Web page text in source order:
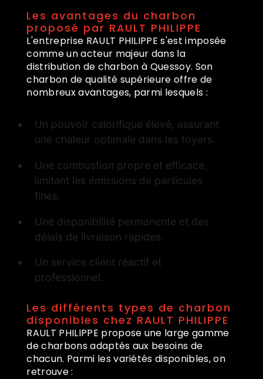
Les avantages du charbon
proposé par RAULT PHILIPPE
L'entreprise RAULT PHILIPPE s'est imposée
comme un acteur majeur dans la
distribution de charbon à Quessoy. Son
charbon de qualité supérieure offre de
nombreux avantages, parmi lesquels :
Un pouvoir calorifique élevé, assurant
une chaleur optimale dans les foyers.
Une combustion propre et efficace,
limitant les émissions de particules
fines.
Une disponibilité permanente et des
délais de livraison rapides.
Un service client réactif et
professionnel.
Les différents types de charbon
disponibles chez RAULT PHILIPPE
RAULT PHILIPPE propose une large gamme
de charbons adaptés aux besoins de
chacun. Parmi les variétés disponibles, on
retrouve :